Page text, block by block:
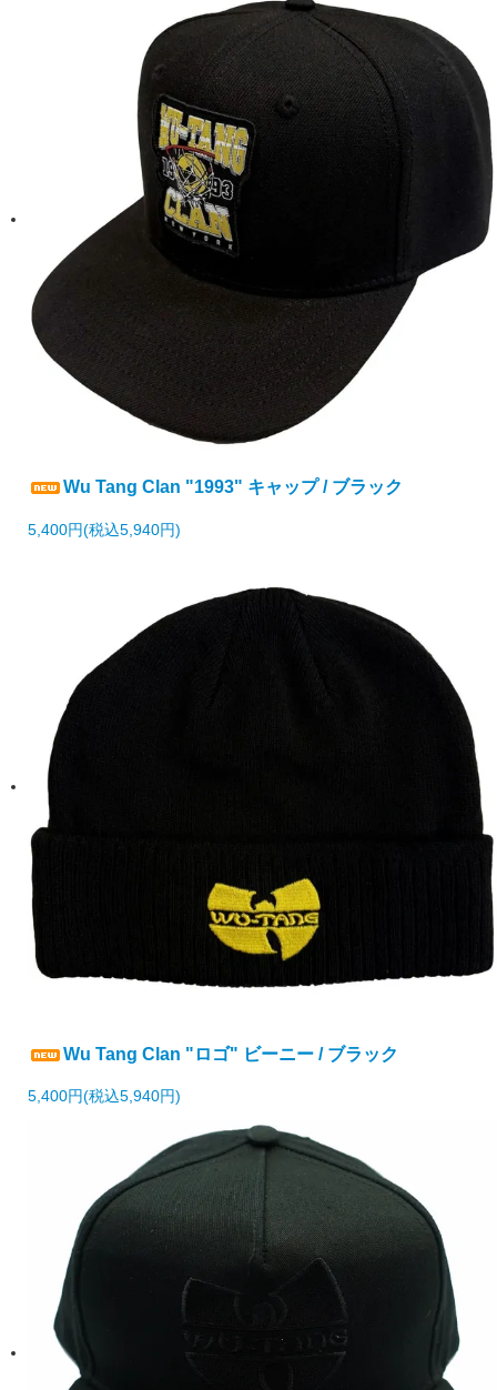
Wu Tang Clan "1993" キャップ / ブラック
5,400円(税込5,940円)
Wu Tang Clan "ロゴ" ビーニー / ブラック
5,400円(税込5,940円)